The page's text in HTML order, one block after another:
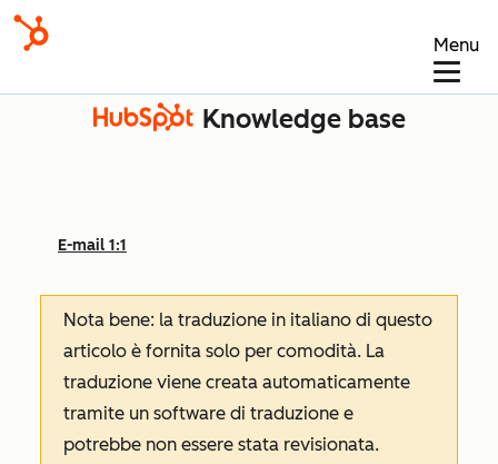
Menu
Knowledge base
E-mail 1:1
Nota bene: la traduzione in italiano di questo
articolo è fornita solo per comodità. La
traduzione viene creata automaticamente
tramite un software di traduzione e
potrebbe non essere stata revisionata.